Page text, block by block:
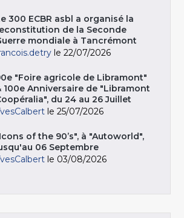
300 ECBR asbl a organisé la
de la Seconde
mondiale à Tancrémont
le 22/07/2026
"Foire agricole de Libramont"
100e Anniversaire de "Libramont
du 24 au 26 Juillet
le 25/07/2026
of the 90’s", à "Autoworld",
06 Septembre
le 03/08/2026